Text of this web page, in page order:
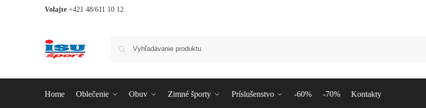
Volajte +421 48/611 10 12
Home Oblečenie Obuv Zimné športy Príslušenstvo -60% -70% Kontakty